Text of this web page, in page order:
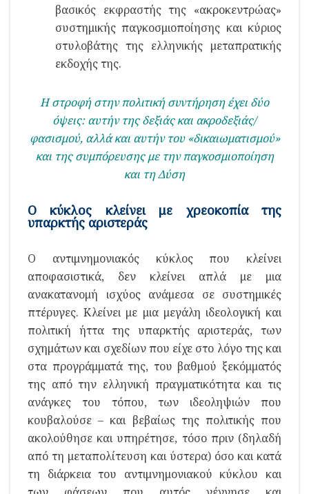
βασικός εκφραστής της «ακροκεντρώας»
συστημικής παγκοσμιοποίησης και κύριος
στυλοβάτης της ελληνικής μεταπρατικής
εκδοχής της.
Η στροφή στην πολιτική συντήρηση έχει δύο
όψεις: αυτήν της δεξιάς και ακροδεξιάς/
φασισμού, αλλά και αυτήν του «δικαιωματισμού»
και της συμπόρευσης με την παγκοσμιοποίηση
και τη Δύση
Ο κύκλος κλείνει με χρεοκοπία της
υπαρκτής αριστεράς
Ο αντιμνημονιακός κύκλος που κλείνει
αποφασιστικά, δεν κλείνει απλά με μια
ανακατανομή ισχύος ανάμεσα σε συστημικές
πτέρυγες. Κλείνει με μια μεγάλη ιδεολογική και
πολιτική ήττα της υπαρκτής αριστεράς, των
σχημάτων και σχεδίων που είχε στο λόγο της και
στα προγράμματά της, του βαθμού ξεκόμματός
της από την ελληνική πραγματικότητα και τις
ανάγκες του τόπου, των ιδεοληψιών που
κουβαλούσε – και βεβαίως της πολιτικής που
ακολούθησε και υπηρέτησε, τόσο πριν (δηλαδή
από τη μεταπολίτευση και ύστερα) όσο και κατά
τη διάρκεια του αντιμνημονιακού κύκλου και